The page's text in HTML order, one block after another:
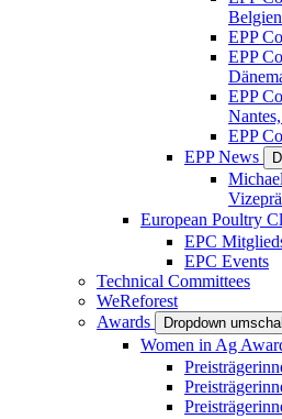
Belgien
EPP
EPP
EPP
EPP
EPP News
European Poultry
EPC
EPC Events
Technical Committees
WeReforest
Awards
Dropdown
Women in Ag